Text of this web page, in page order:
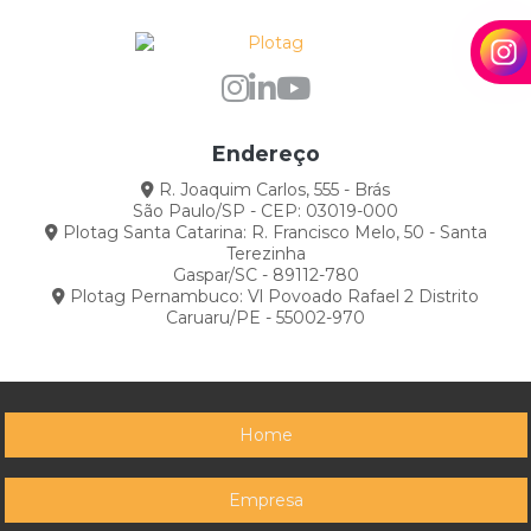
Plotter de recorte preço
Plotter para risco de confecção
Serviço de plotagem
Software cad para confecção
Endereço
R. Joaquim Carlos, 555 - Brás
São Paulo/SP - CEP: 03019-000
Plotag Santa Catarina: R. Francisco Melo, 50 - Santa
Terezinha
Gaspar/SC - 89112-780
Plotag Pernambuco: Vl Povoado Rafael 2 Distrito
Caruaru/PE - 55002-970
Home
Empresa